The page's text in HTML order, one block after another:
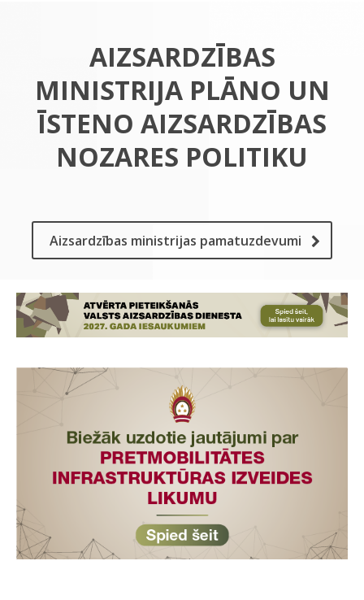
AIZSARDZĪBAS
MINISTRIJA PLĀNO UN
ĪSTENO AIZSARDZĪBAS
NOZARES POLITIKU
Aizsardzības ministrijas pamatuzdevumi